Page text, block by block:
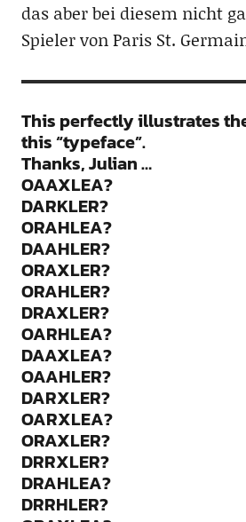
das aber bei diesem nicht
Spieler von Paris St.
This perfectly illustrates
this “typeface”.
Thanks, Julian …
OAAXLEA?
DARKLER?
ORAHLEA?
DAAHLER?
ORAXLER?
ORAHLER?
DRAXLER?
OARHLEA?
DAAXLEA?
OAAHLER?
DARXLER?
OARXLEA?
ORAXLER?
DRRXLER?
DRAHLEA?
DRRHLER?